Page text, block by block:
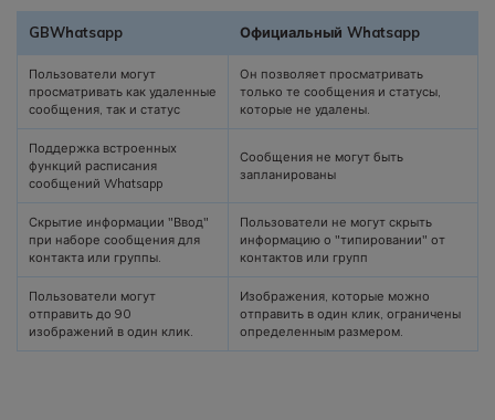
GBWhatsapp Официальный Whatsapp
Пользователи могут
просматривать как удаленные
сообщения, так и статус
Он позволяет просматривать
только те сообщения и статусы,
которые не удалены.
Поддержка встроенных
функций расписания
сообщений Whatsapp
Сообщения не могут быть
запланированы
Скрытие информации "Ввод"
при наборе сообщения для
контакта или группы.
Пользователи не могут скрыть
информацию о "типировании" от
контактов или групп
Пользователи могут
отправить до 90
изображений в один клик.
Изображения, которые можно
отправить в один клик, ограничены
определенным размером.